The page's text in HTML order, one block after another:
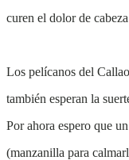
curen el dolor de
Los pelícanos del
también esperan la
Por ahora espero que
(manzanilla para